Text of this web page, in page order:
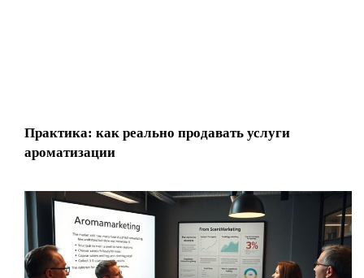
Практика: как реально продавать услуги
ароматизации